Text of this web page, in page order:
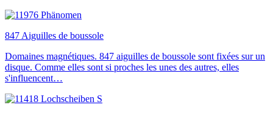
847 Aiguilles de boussole
Domaines magnétiques. 847 aiguilles de boussole sont fixées sur un
disque. Comme elles sont si proches les unes des autres, elles
s'influencent…